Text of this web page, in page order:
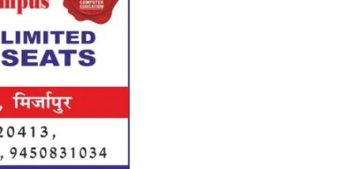
Hindi,
Today